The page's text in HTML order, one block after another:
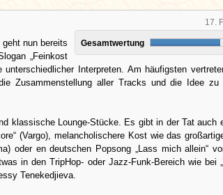
17.
Gesamtwertung
nun bereits
„Feinkost
Interpreten. Am häufigsten
Zusammenstellung aller Tracks und die Idee zu
klassische Lounge-Stücke. Es gibt in der Tat auch
(Vargo), melancholischere Kost wie das
oder en deutschen Popsong „Lass mich allein“
in den TripHop- oder Jazz-Funk-Bereich wie bei
Tenekedjieva.